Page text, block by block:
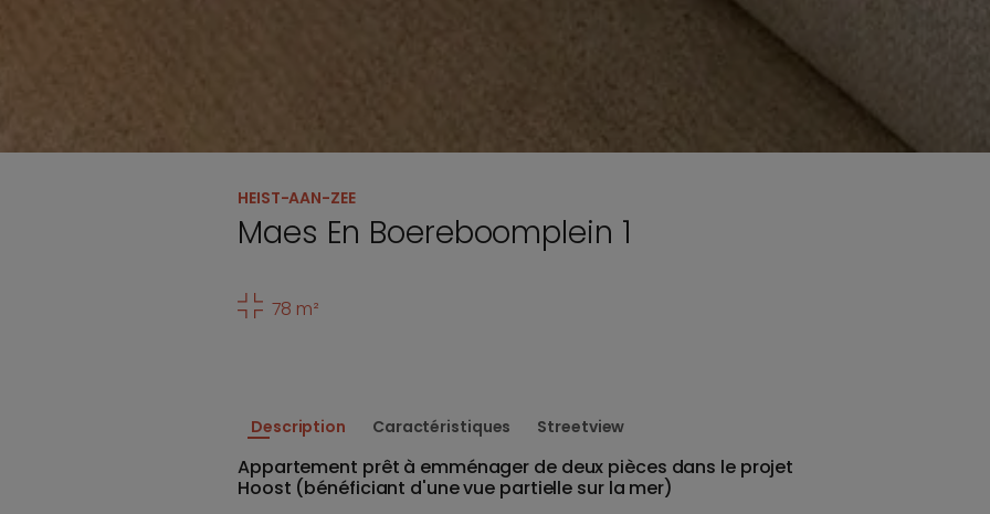
HEIST-AAN-ZEE
Maes En Boereboomplein 1
78 m²
Description Caractéristiques Streetview
Appartement prêt à emménager de deux pièces dans le projet
Hoost (bénéficiant d'une vue partielle sur la mer)